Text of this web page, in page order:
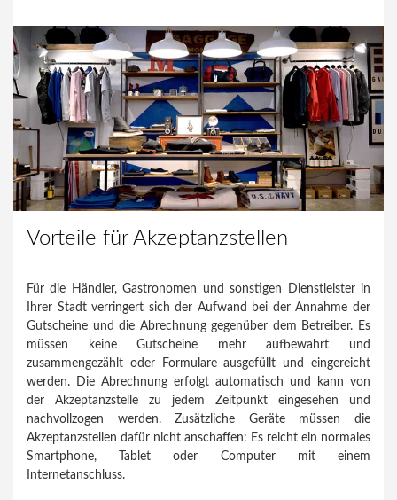
Vorteile für Akzeptanzstellen
Für die Händler, Gastronomen und sonstigen Dienstleister in
Ihrer Stadt verringert sich der Aufwand bei der Annahme der
Gutscheine und die Abrechnung gegenüber dem Betreiber. Es
müssen keine Gutscheine mehr aufbewahrt und
zusammengezählt oder Formulare ausgefüllt und eingereicht
werden. Die Abrechnung erfolgt automatisch und kann von
der Akzeptanzstelle zu jedem Zeitpunkt eingesehen und
nachvollzogen werden. Zusätzliche Geräte müssen die
Akzeptanzstellen dafür nicht anschaffen: Es reicht ein normales
Smartphone, Tablet oder Computer mit einem
Internetanschluss.